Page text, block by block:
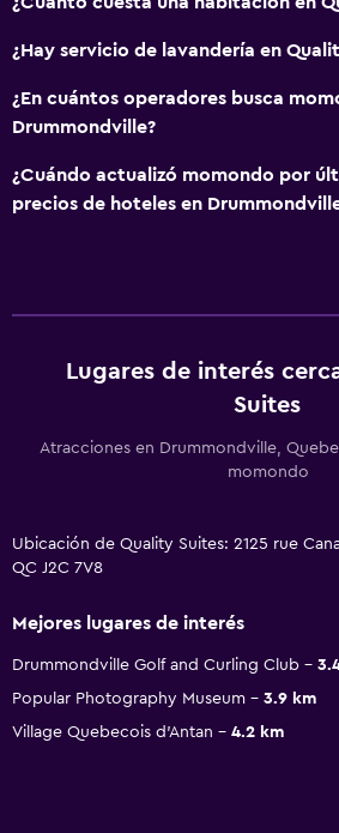
¿Hay servicio de lavandería en
¿En cuántos operadores busca
Drummondville?
¿Cuándo actualizó momondo por
precios de hoteles en
Lugares de interés
Suites
Atracciones en Drummondville,
momondo
Ubicación de Quality Suites: 2125 rue
QC J2C 7V8
Mejores lugares de interés
Drummondville Golf and Curling Club
Popular Photography Museum
3.9 km
Village Quebecois d'Antan
4.2 km